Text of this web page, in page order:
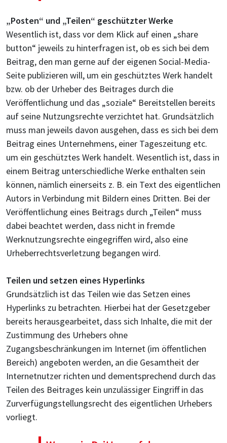
„Posten“ und „Teilen“ geschützter Werke
Wesentlich ist, dass vor dem Klick auf einen „share
button“ jeweils zu hinterfragen ist, ob es sich bei dem
Beitrag, den man gerne auf der eigenen Social-Media-
Seite publizieren will, um ein geschütztes Werk handelt
bzw. ob der Urheber des Beitrages durch die
Veröffentlichung und das „soziale“ Bereitstellen bereits
auf seine Nutzungsrechte verzichtet hat. Grundsätzlich
muss man jeweils davon ausgehen, dass es sich bei dem
Beitrag eines Unternehmens, einer Tageszeitung etc.
um ein geschütztes Werk handelt. Wesentlich ist, dass in
einem Beitrag unterschiedliche Werke enthalten sein
können, nämlich einerseits z. B. ein Text des eigentlichen
Autors in Verbindung mit Bildern eines Dritten. Bei der
Veröffentlichung eines Beitrags durch „Teilen“ muss
dabei beachtet werden, dass nicht in fremde
Werknutzungsrechte eingegriffen wird, also eine
Urheberrechtsverletzung begangen wird.
Teilen und setzen eines Hyperlinks
Grundsätzlich ist das Teilen wie das Setzen eines
Hyperlinks zu betrachten. Hierbei hat der Gesetzgeber
bereits herausgearbeitet, dass sich Inhalte, die mit der
Zustimmung des Urhebers ohne
Zugangsbeschränkungen im Internet (im öffentlichen
Bereich) angeboten werden, an die Gesamtheit der
Internetnutzer richten und dementsprechend durch das
Teilen des Beitrages kein unzulässiger Eingriff in das
Zurverfügungstellungsrecht des eigentlichen Urhebers
vorliegt.